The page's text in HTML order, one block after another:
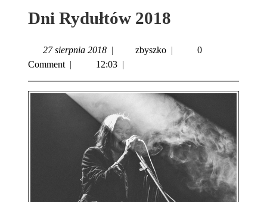
Dni Rydułtów 2018
27 sierpnia 2018 | zbyszko |
0
Comment | 12:03 |